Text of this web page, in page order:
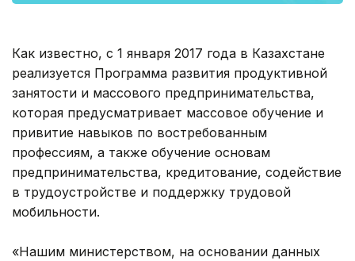
Как известно, с 1 января 2017 года в Казахстане
реализуется Программа развития продуктивной
занятости и массового предпринимательства,
которая предусматривает массовое обучение и
привитие навыков по востребованным
профессиям, а также обучение основам
предпринимательства, кредитование, содействие
в трудоустройстве и поддержку трудовой
мобильности.
«Нашим министерством, на основании данных